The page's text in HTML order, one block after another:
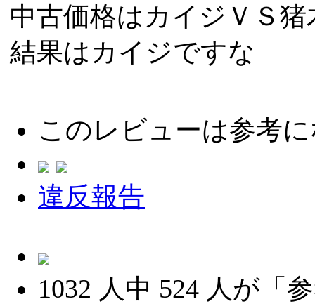
中古価格はカイジＶＳ
結果はカイジですな
このレビューは参考
違反報告
1032 人中 524 人が「